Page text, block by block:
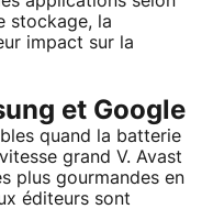
stockage, la
impact sur la
et Google
quand la batterie
grand V. Avast
plus gourmandes en
éditeurs sont